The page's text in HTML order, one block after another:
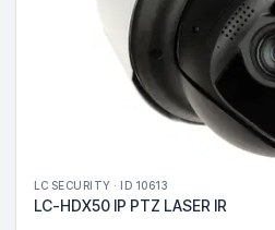
LC SECURITY · ID 10613
LC-HDX50 IP PTZ LASER IR